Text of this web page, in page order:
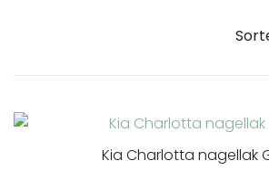
Kia Charlotta nagellak